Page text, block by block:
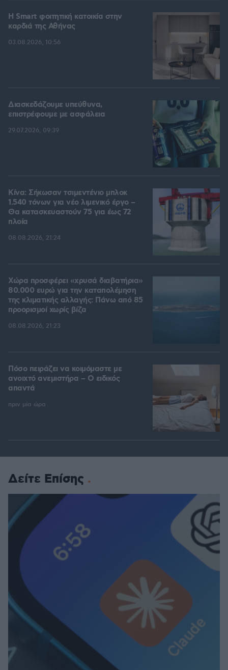
Η Smart φοιτητική κατοικία στην
καρδιά της Αθήνας
03.08.2026, 10:56
Διασκεδάζουμε υπεύθυνα,
επιστρέφουμε με ασφάλεια
29.07.2026, 09:39
Κίνα: Σήκωσαν τσιμεντένιο μπλοκ
1.540 τόνων για νέο λιμενικό έργο –
Θα κατασκευαστούν 75 για έως 72
πλοία
08.08.2026, 21:24
Χώρα προσφέρει «χρυσά διαβατήρια»
80.000 ευρώ για την καταπολέμηση
της κλιματικής αλλαγής: Πάνω από 85
προορισμοί χωρίς βίζα
08.08.2026, 21:23
Πόσο πειράζει να κοιμόμαστε με
ανοιχτό ανεμιστήρα – Ο ειδικός
απαντά
πριν μία ώρα
Δείτε Επίσης